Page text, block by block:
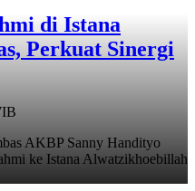
di Istana
Perkuat Sinergi
AKBP Sanny Handityo
ke Istana Alwatzikhoebillah